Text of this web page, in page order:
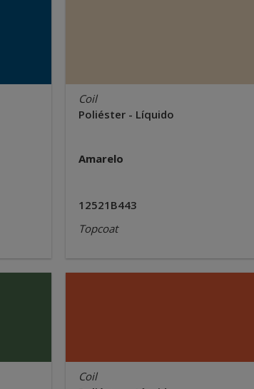
Coil
Poliéster - Líquido
Amarelo
12521B443
Topcoat
Coil